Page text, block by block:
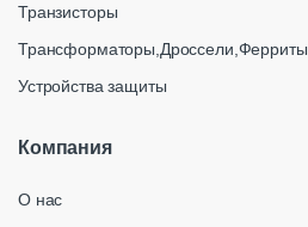
Транзисторы
Трансформаторы,Дроссели,Ферриты
Устройства защиты
Компания
О нас